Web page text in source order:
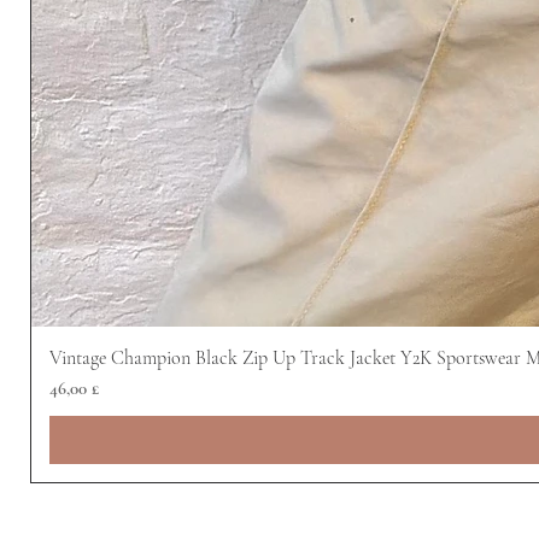
Vintage Champion Black Zip Up Track Jacket Y2K Sportswear
Preis
46,00 £